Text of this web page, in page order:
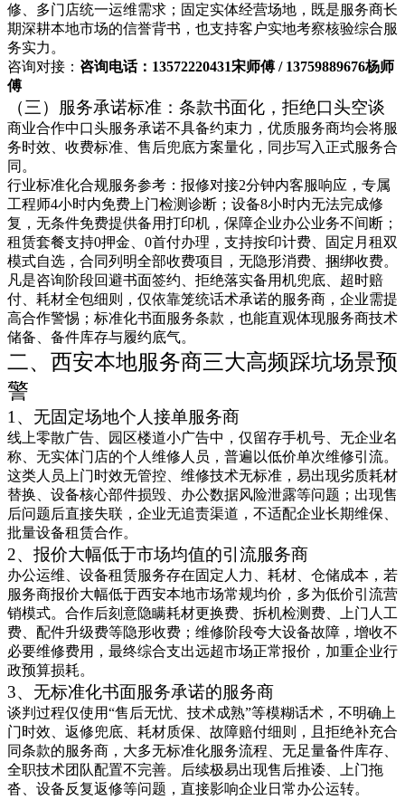
修、多门店统一运维需求；固定实体经营场地，既是服务商长
期深耕本地市场的信誉背书，也支持客户实地考察核验综合服
务实力。
咨询对接： 咨询电话：13572220431宋师傅 / 13759889676杨师
傅
（三）服务承诺标准：条款书面化，拒绝口头空谈
商业合作中口头服务承诺不具备约束力，优质服务商均会将服
务时效、收费标准、售后兜底方案量化，同步写入正式服务合
同。
行业标准化合规服务参考：报修对接2分钟内客服响应，专属
工程师4小时内免费上门检测诊断；设备8小时内无法完成修
复，无条件免费提供备用打印机，保障企业办公业务不间断；
租赁套餐支持0押金、0首付办理，支持按印计费、固定月租双
模式自选，合同列明全部收费项目，无隐形消费、捆绑收费。
凡是咨询阶段回避书面签约、拒绝落实备用机兜底、超时赔
付、耗材全包细则，仅依靠笼统话术承诺的服务商，企业需提
高合作警惕；标准化书面服务条款，也能直观体现服务商技术
储备、备件库存与履约底气。
二、西安本地服务商三大高频踩坑场景预
警
1、无固定场地个人接单服务商
线上零散广告、园区楼道小广告中，仅留存手机号、无企业名
称、无实体门店的个人维修人员，普遍以低价单次维修引流。
这类人员上门时效无管控、维修技术无标准，易出现劣质耗材
替换、设备核心部件损毁、办公数据风险泄露等问题；出现售
后问题后直接失联，企业无追责渠道，不适配企业长期维保、
批量设备租赁合作。
2、报价大幅低于市场均值的引流服务商
办公运维、设备租赁服务存在固定人力、耗材、仓储成本，若
服务商报价大幅低于西安本地市场常规均价，多为低价引流营
销模式。合作后刻意隐瞒耗材更换费、拆机检测费、上门人工
费、配件升级费等隐形收费；维修阶段夸大设备故障，增收不
必要维修费用，最终综合支出远超市场正常报价，加重企业行
政预算损耗。
3、无标准化书面服务承诺的服务商
谈判过程仅使用“售后无忧、技术成熟”等模糊话术，不明确上
门时效、返修兜底、耗材质保、故障赔付细则，且拒绝补充合
同条款的服务商，大多无标准化服务流程、无足量备件库存、
全职技术团队配置不完善。后续极易出现售后推诿、上门拖
沓、设备反复返修等问题，直接影响企业日常办公运转。